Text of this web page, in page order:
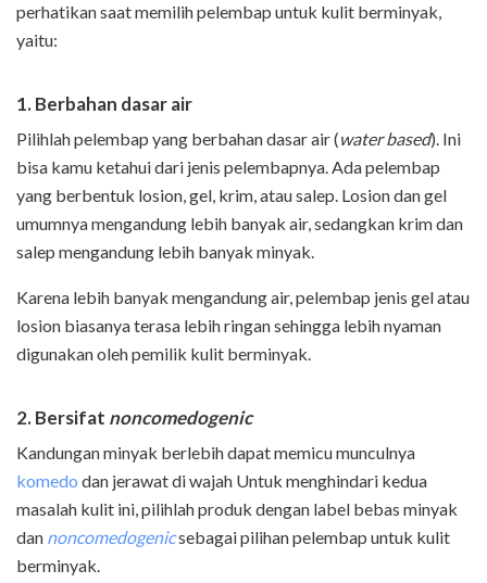
perhatikan saat memilih pelembap untuk kulit berminyak,
yaitu:
1. Berbahan dasar air
Pilihlah pelembap yang berbahan dasar air (water based). Ini
bisa kamu ketahui dari jenis pelembapnya. Ada pelembap
yang berbentuk losion, gel, krim, atau salep. Losion dan gel
umumnya mengandung lebih banyak air, sedangkan krim dan
salep mengandung lebih banyak minyak.
Karena lebih banyak mengandung air, pelembap jenis gel atau
losion biasanya terasa lebih ringan sehingga lebih nyaman
digunakan oleh pemilik kulit berminyak.
2. Bersifat noncomedogenic
Kandungan minyak berlebih dapat memicu munculnya
komedo dan jerawat di wajah Untuk menghindari kedua
masalah kulit ini, pilihlah produk dengan label bebas minyak
dan noncomedogenicsebagai pilihan pelembap untuk kulit
berminyak.